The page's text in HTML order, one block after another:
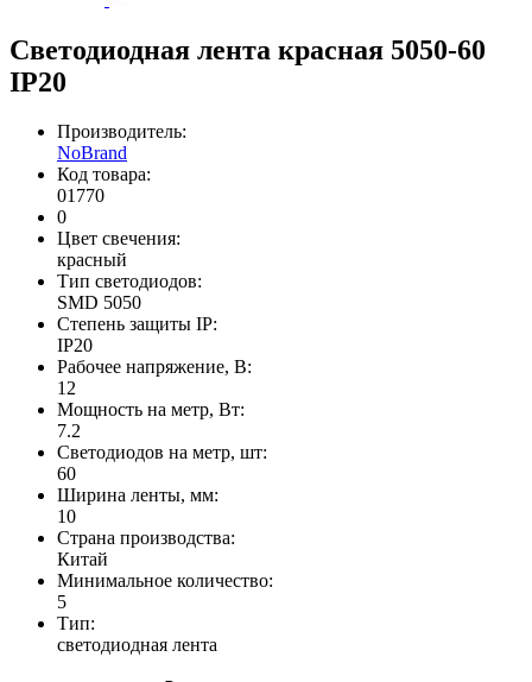
Светодиодная лента красная 5050-60
IP20
Производитель:
NoBrand
Код товара:
01770
0
Цвет свечения:
красный
Тип светодиодов:
SMD 5050
Степень защиты IP:
IP20
Рабочее напряжение, В:
12
Мощность на метр, Вт:
7.2
Светодиодов на метр, шт:
60
Ширина ленты, мм:
10
Страна производства:
Китай
Минимальное количество:
5
Тип:
светодиодная лента